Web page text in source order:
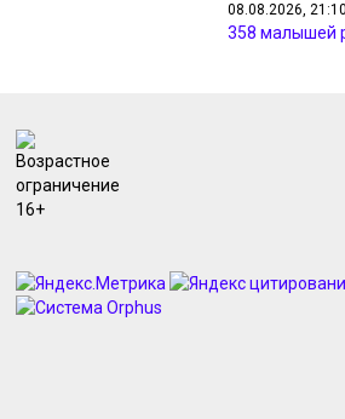
08.08.2026, 21:10
358 малышей
камеры с
из-за дронов